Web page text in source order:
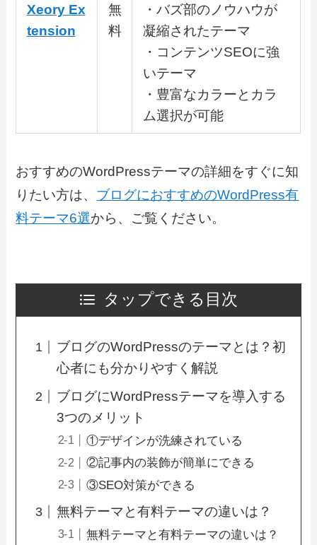
Xeory Ex
tension
無
料
・バズ部のノウハウが
凝縮されたテーマ
・コンテンツSEOに強
いテーマ
・豊富なカラーとカラ
ム選択が可能
おすすめのWordPressテーマの詳細をすぐに知
りたい方は、 ブログにおすすめのWordPress有
料テーマ6選から、ご覧ください。
タップできる目次
ブログのWordPressのテーマとは？初
心者にも分かりやすく解説
ブログにWordPressテーマを導入する
3つのメリット
①デザインが洗練されている
②記事内の装飾が簡単にできる
③SEO対策ができる
無料テーマと有料テーマの違いは？
無料テーマと有料テーマの違いは？